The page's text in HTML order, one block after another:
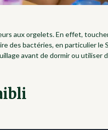
aux orgelets. En effet,
des bactéries, en particulier le
avant de dormir ou utiliser